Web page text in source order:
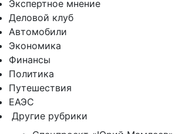
Экспертное мнение
Деловой клуб
Автомобили
Экономика
Финансы
Политика
Путешествия
ЕАЭС
Другие рубрики